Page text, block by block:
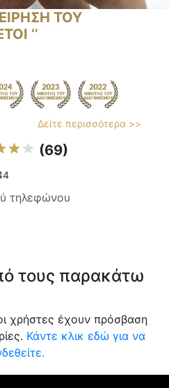
ΤΟΥ
‘’
Δείτε περισσότερα >>
(69)
τηλεφώνου
τους παρακάτω
χρήστες έχουν πρόσβαση
Κάντε κλικ εδώ για να